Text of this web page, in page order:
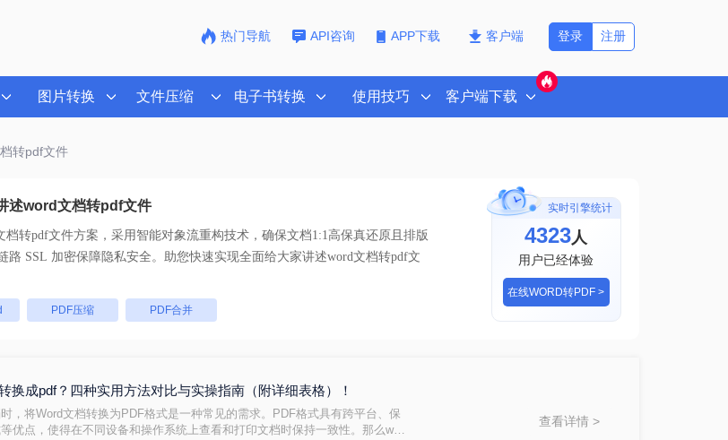
热门导航 API咨询 APP下载 客户端 注册
登录
图片转换 文件压缩 电子书转换 使用技巧 客户端下载
转pdf文件
述word文档转pdf文件
档转pdf文件方案，采用智能对象流重构技术，确保文档1:1高保真还原且排版
。支持一键批量处理， 全链路 SSL 加密保障隐私安全。助您快速实现全面给大家讲述word文档转pdf文
PDF压缩 PDF合并
实时引擎统计
4323人
用户已经体验
在线WORD转PDF >
换成pdf？四种实用方法对比与实操指南（附详细表格）！
，将Word文档转换为PDF格式是一种常见的需求。PDF格式具有跨平台、保
优点，使得在不同设备和操作系统上查看和打印文档时保持一致性。那么word
查看详情 >